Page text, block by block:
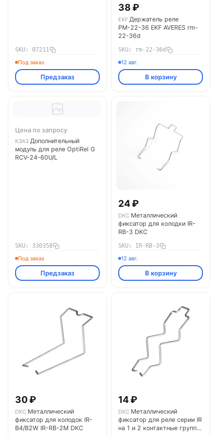
SKU: 07211
Под заказ
Предзаказ
38 ₽
EKF Держатель реле
РМ-22-36 EKF AVERES rm-
22-36d
SKU: rm-22-36d
12 авг.
В корзину
Цена по запросу
КЭАЗ Дополнительный
модуль для реле OptiRel G
RCV-24-60U/L
SKU: 330358
Под заказ
Предзаказ
24 ₽
DKC Металлический
фиксатор для колодки IR-
RB-3 DKC
SKU: IR-RB-3
12 авг.
В корзину
30 ₽
DKC Металлический
фиксатор для колодок IR-
B4/B2W IR-RB-2M DKC
14 ₽
DKC Металлический
фиксатор для реле серии IR
на 1 и 2 контактные группы